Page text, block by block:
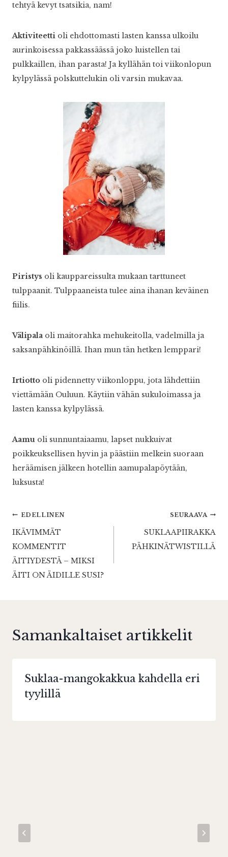
tehtyä kevyt tsatsikia, nam!
Aktiviteetti oli ehdottomasti lasten kanssa ulkoilu
aurinkoisessa pakkassäässä joko luistellen tai
pulkkaillen, ihan parasta! Ja kyllähän toi viikonlopun
kylpylässä polskuttelukin oli varsin mukavaa.
Piristys oli kauppareissulta mukaan tarttuneet
tulppaanit. Tulppaaneista tulee aina ihanan keväinen
fiilis.
Välipala oli maitorahka mehukeitolla, vadelmilla ja
saksanpähkinöillä. Ihan mun tän hetken lemppari!
Irtiotto oli pidennetty viikonloppu, jota lähdettiin
viettämään Ouluun. Käytiin vähän sukuloimassa ja
lasten kanssa kylpylässä.
Aamu oli sunnuntaiaamu, lapset nukkuivat
poikkeuksellisen hyvin ja päästiin melkein suoraan
heräämisen jälkeen hotellin aamupalapöytään,
luksusta!
Artikkelien
selaus
EDELLINEN
IKÄVIMMÄT
KOMMENTIT
ÄITIYDESTÄ – MIKSI
ÄITI ON ÄIDILLE SUSI?
SEURAAVA
SUKLAAPIIRAKKA
PÄHKINÄTWISTILLÄ
Samankaltaiset artikkelit
Suklaa-mangokakkua kahdella eri
tyylillä